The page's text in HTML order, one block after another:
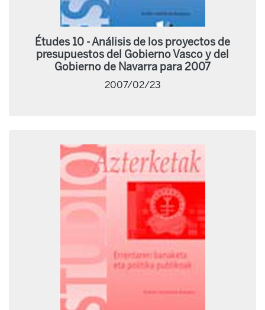
Études 10 - Análisis de los proyectos de
presupuestos del Gobierno Vasco y del
Gobierno de Navarra para 2007
2007/02/23